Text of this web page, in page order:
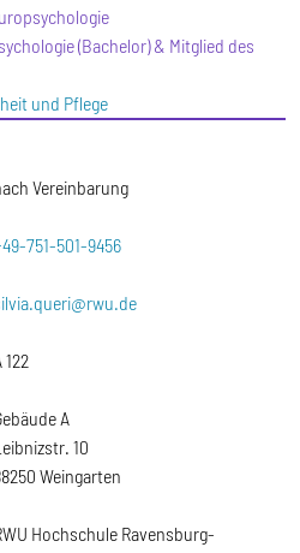
(Bachelor) & Mitglied des
und Pflege
Vereinbarung
751-501-9456
122
A
10
Weingarten
Hochschule Ravensburg-